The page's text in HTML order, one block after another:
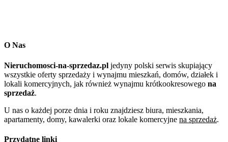
O Nas
Nieruchomosci-na-sprzedaz.pl jedyny polski serwis skupiający
wszystkie oferty sprzedaży i wynajmu mieszkań, domów, działek i
lokali komercyjnych, jak również wynajmu krótkookresowego na
sprzedaż.
U nas o każdej porze dnia i roku znajdziesz biura, mieszkania,
apartamenty, domy, kawalerki oraz lokale komercyjne na sprzedaż.
Przydatne linki